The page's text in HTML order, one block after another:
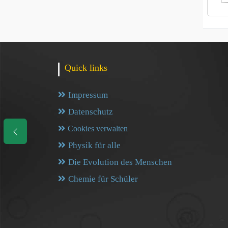
Quick links
Impressum
Datenschutz
Cookies verwalten
Physik für alle
Die Evolution des Menschen
Chemie für Schüler